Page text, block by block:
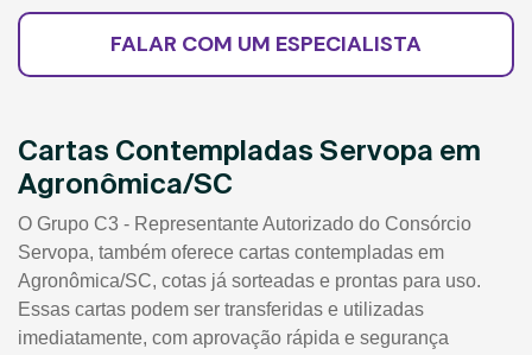
FALAR COM UM ESPECIALISTA
Cartas Contempladas Servopa em
Agronômica/SC
O Grupo C3 - Representante Autorizado do Consórcio
Servopa, também oferece cartas contempladas em
Agronômica/SC, cotas já sorteadas e prontas para uso.
Essas cartas podem ser transferidas e utilizadas
imediatamente, com aprovação rápida e segurança